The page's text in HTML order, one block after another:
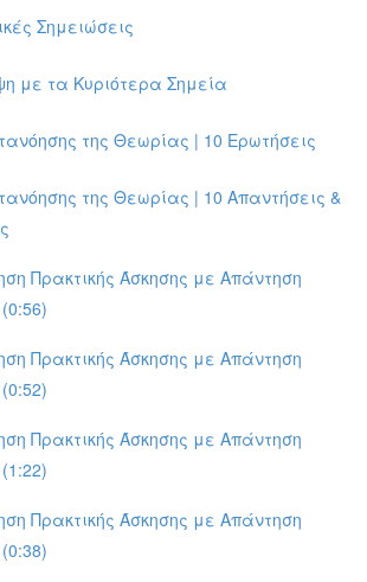
Σημειώσεις
με τα Κυριότερα Σημεία
της Θεωρίας | 10 Ερωτήσεις
της Θεωρίας | 10 Απαντήσεις &
Πρακτικής Άσκησης με Απάντηση
Πρακτικής Άσκησης με Απάντηση
Πρακτικής Άσκησης με Απάντηση
Πρακτικής Άσκησης με Απάντηση